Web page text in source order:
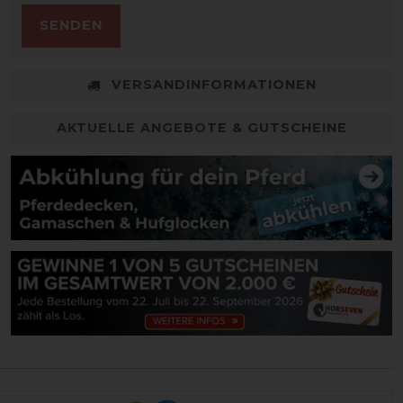
SENDEN
VERSANDINFORMATIONEN
AKTUELLE ANGEBOTE & GUTSCHEINE